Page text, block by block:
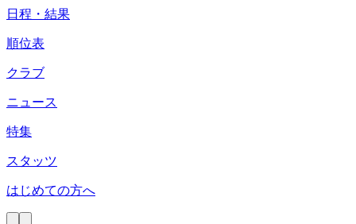
日程・結果
順位表
クラブ
ニュース
特集
スタッツ
はじめての方へ